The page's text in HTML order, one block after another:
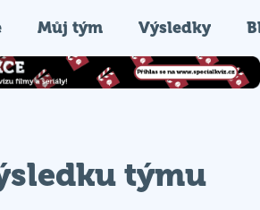
Můj tým Výsledky
týmu